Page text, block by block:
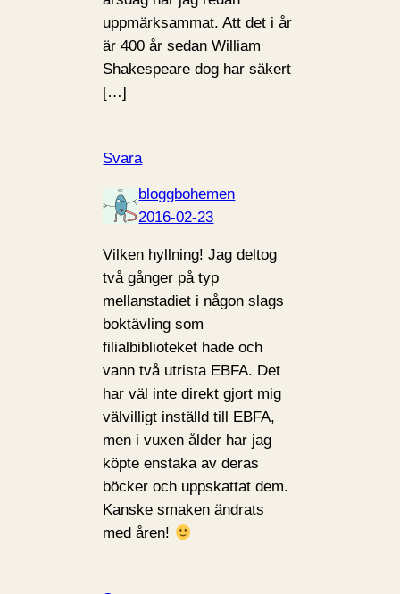
uppmärksammat. Att det i år
är 400 år sedan William
Shakespeare dog har säkert
[…]
Svara
bloggbohemen
2016-02-23
Vilken hyllning! Jag deltog
två gånger på typ
mellanstadiet i någon slags
boktävling som
filialbiblioteket hade och
vann två utrista EBFA. Det
har väl inte direkt gjort mig
välvilligt inställd till EBFA,
men i vuxen ålder har jag
köpte enstaka av deras
böcker och uppskattat dem.
Kanske smaken ändrats
med åren!